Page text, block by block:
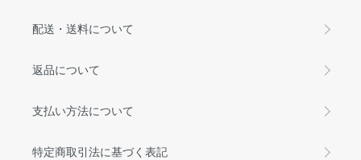
配送・送料について
返品について
支払い方法について
特定商取引法に基づく表記